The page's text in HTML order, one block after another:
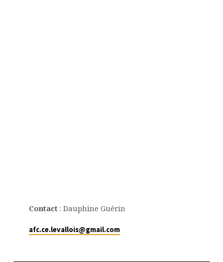
Contact : Dauphine Guérin
afc.ce.levallois@gmail.com